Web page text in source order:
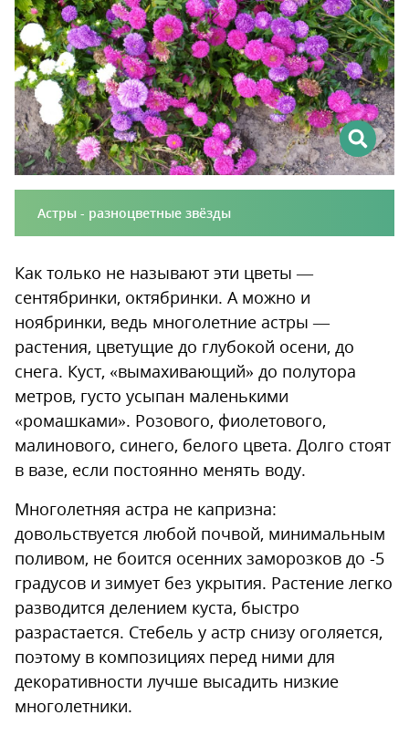
На своем опыте
Астры - разноцветные звёзды
Как только не называют эти цветы —
сентябринки, октябринки. А можно и
ноябринки, ведь многолетние астры —
растения, цветущие до глубокой осени, до
снега. Куст, «вымахивающий» до полутора
метров, густо усыпан маленькими
«ромашками». Розового, фиолетового,
малинового, синего, белого цвета. Долго стоят
в вазе, если постоянно менять воду.
Многолетняя астра не капризна:
довольствуется любой почвой, минимальным
поливом, не боится осенних заморозков до -5
градусов и зимует без укрытия. Растение легко
разводится делением куста, быстро
разрастается. Стебель у астр снизу оголяется,
поэтому в композициях перед ними для
декоративности лучше высадить низкие
многолетники.